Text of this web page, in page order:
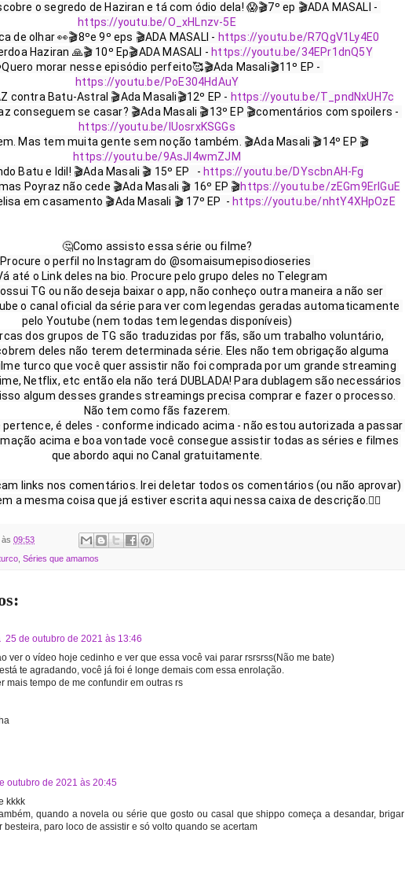
o segredo de Haziran e tá com ódio dela! 😱🎬7º ep 🎬ADA MASALI -
https://youtu.be/O_xHLnzv-5E
de olhar 👀🎬8ºe 9º eps 🎬ADA MASALI - https://youtu.be/R7QgV1Ly4E0
Haziran 🙏🎬 10º Ep🎬ADA MASALI - https://youtu.be/34EPr1dnQ5Y
morar nesse episódio perfeito🥰🎬Ada Masali🎬11º EP -
https://youtu.be/PoE304HdAuY
contra Batu-Astral 🎬Ada Masali🎬12º EP - https://youtu.be/T_pndNxUH7c
conseguem se casar? 🎬Ada Masali 🎬13º EP 🎬comentários com spoilers -
https://youtu.be/lUosrxKSGGs
Mas tem muita gente sem noção também. 🎬Ada Masali 🎬14º EP 🎬
https://youtu.be/9AsJl4wmZJM
Batu e Idil! 🎬Ada Masali 🎬 15º EP   - https://youtu.be/DYscbnAH-Fg
Poyraz não cede 🎬Ada Masali 🎬 16º EP 🎬https://youtu.be/zEGm9ErIGuE
em casamento 🎬Ada Masali 🎬 17º EP  - https://youtu.be/nhtY4XHpOzE
🤔Como assisto essa série ou filme?
Procure o perfil no Instagram do @somaisumepisodioseries
até o Link deles na bio. Procure pelo grupo deles no Telegram
TG ou não deseja baixar o app, não conheço outra maneira a não ser
o canal oficial da série para ver com legendas geradas automaticamente
pelo Youtube (nem todas tem legendas disponíveis)
dos grupos de TG são traduzidas por fãs, são um trabalho voluntário,
deles não terem determinada série. Eles não tem obrigação alguma
turco que você quer assistir não foi comprada por um grande streaming
Netflix, etc então ela não terá DUBLADA! Para dublagem são necessários
algum desses grandes streamings precisa comprar e fazer o processo.
Não tem como fãs fazerem.
pertence, é deles - conforme indicado acima - não estou autorizada a passar
acima e boa vontade você consegue assistir todas as séries e filmes
que abordo aqui no Canal gratuitamente.
links nos comentários. Irei deletar todos os comentários (ou não aprovar)
a mesma coisa que já estiver escrita aqui nessa caixa de descrição.👍🏻
às 09:53
Séries que amamos
25 de outubro de 2021 às 13:46
ver o vídeo hoje cedinho e ver que essa você vai parar rsrsrss(Não me bate)
te agradando, você já foi é longe demais com essa enrolação.
mais tempo de me confundir em outras rs
outubro de 2021 às 20:45
kkkk
quando a novela ou série que gosto ou casal que shippo começa a desandar, brigar
besteira, paro loco de assistir e só volto quando se acertam